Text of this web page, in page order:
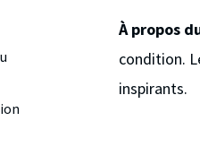
À propos
condition.
inspirants.